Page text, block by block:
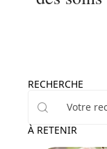
RECHERCHE
À RETENIR